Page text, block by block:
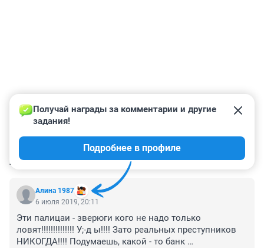
КОММЕНТАРИИ 16
Алина 1987
Получай награды за комментарии и другие
задания!
Подробнее в профиле
6 июля 2019, 20:11
Эти палицаи - зверюги кого не надо только
ловят!!!!!!!!!!!!!! У;-д ы!!!! Зато реальных преступников
НИКОГДА!!!! Подумаешь, какой - то банк